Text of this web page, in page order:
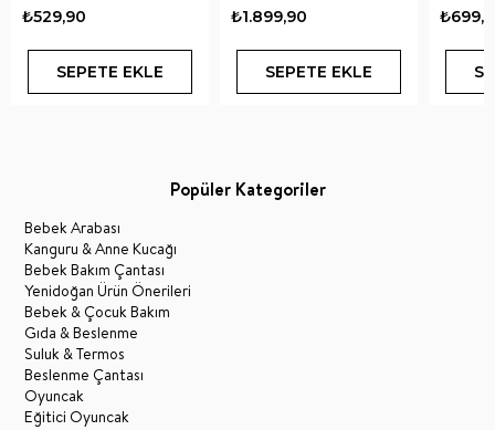
₺529,90
SEPETE EKLE
₺1.899,90
SEPETE EKLE
Popüler Kategoriler
Bebek Arabası
Kanguru & Anne Kucağı
Bebek Bakım Çantası
Yenidoğan Ürün Önerileri
Bebek & Çocuk Bakım
Gıda & Beslenme
Suluk & Termos
Beslenme Çantası
Oyuncak
Eğitici Oyuncak